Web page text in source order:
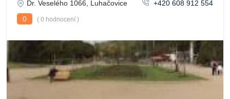
Dr. Veselého 1066, Luhačovice
+420 608 912 554
0
( 0 hodnocení )